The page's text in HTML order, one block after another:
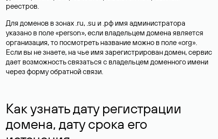
реестров.
Для доменов в зонах .ru, .su и .рф имя администратора
указано в поле «person», если владельцем домена является
организация, то посмотреть название можно в поле «org».
Если вы не знаете, на чье имя зарегистрирован домен, сервис
дает возможность связаться с владельцем доменного имени
через форму обратной связи.
Как узнать дату регистрации
домена, дату срока его